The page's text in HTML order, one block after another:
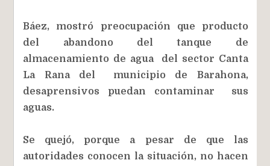
Báez, mostró preocupación que producto
del abandono del tanque de
almacenamiento de agua del sector Canta
La Rana del municipio de Barahona,
desaprensivos puedan contaminar sus
aguas.
Se quejó, porque a pesar de que las
autoridades conocen la situación, no hacen